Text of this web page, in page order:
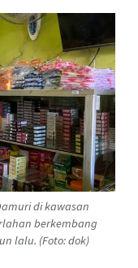
di kawasan
berkembang
lalu. (Foto: dok)